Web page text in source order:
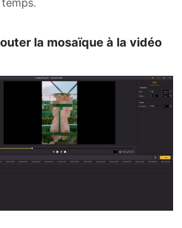
la mosaïque à la vidéo